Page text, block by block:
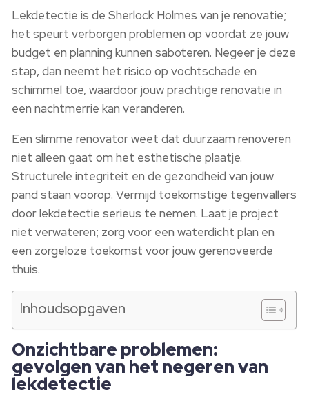
Lekdetectie is de Sherlock Holmes van je renovatie;
het speurt verborgen problemen op voordat ze jouw
budget en planning kunnen saboteren. Negeer je deze
stap, dan neemt het risico op vochtschade en
schimmel toe, waardoor jouw prachtige renovatie in
een nachtmerrie kan veranderen.
Een slimme renovator weet dat duurzaam renoveren
niet alleen gaat om het esthetische plaatje.
Structurele integriteit en de gezondheid van jouw
pand staan voorop. Vermijd toekomstige tegenvallers
door lekdetectie serieus te nemen. Laat je project
niet verwateren; zorg voor een waterdicht plan en
een zorgeloze toekomst voor jouw gerenoveerde
thuis.
Inhoudsopgaven
Onzichtbare problemen:
gevolgen van het negeren van
lekdetectie